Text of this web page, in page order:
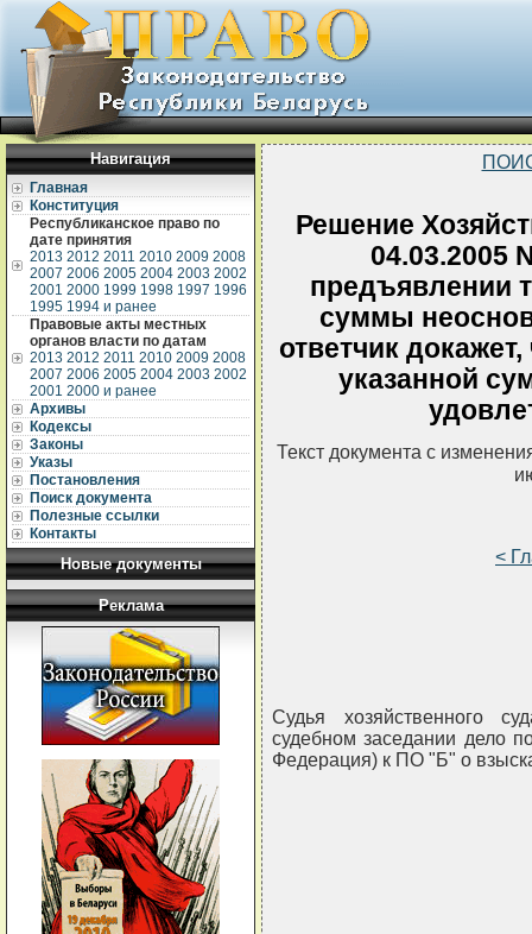
Навигация
Главная
Конституция
Республиканское право по
дате принятия
2013 2012 2011 2010 2009 2008
2007 2006 2005 2004 2003 2002
2001 2000 1999 1998 1997 1996
1995 1994 и ранее
Правовые акты местных
органов власти по датам
2013 2012 2011 2010 2009 2008
2007 2006 2005 2004 2003 2002
2001 2000 и ранее
Архивы
Кодексы
Законы
Указы
Постановления
Поиск документа
Полезные ссылки
Контакты
Новые документы
Реклама
Решение
04.03.2005
предъявлении
суммы
ответчик
указанной
Текст документа с
<
Судья хозяйственного
судебном заседании дело
Федерация) к ПО "Б" о